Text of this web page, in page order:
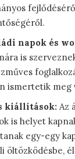
napok és
is
ismertetik
kiállítások: Az
is helyet
egy-egy
öltözködésbe,